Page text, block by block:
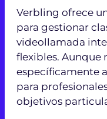
Verbling ofrece
para gestionar
videollamada
flexibles. Aunque
específicamente
para
objetivos